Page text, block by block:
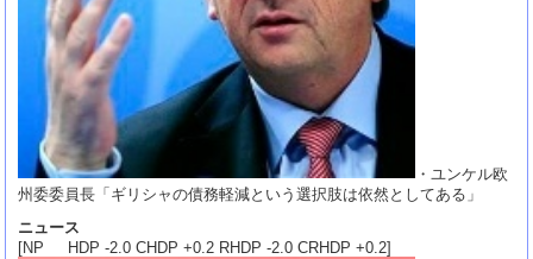
・ユンケル欧
州委委員長「ギリシャの債務軽減という選択肢は依然としてある」
ニュース
[NP HDP -2.0 CHDP +0.2 RHDP -2.0 CRHDP +0.2]